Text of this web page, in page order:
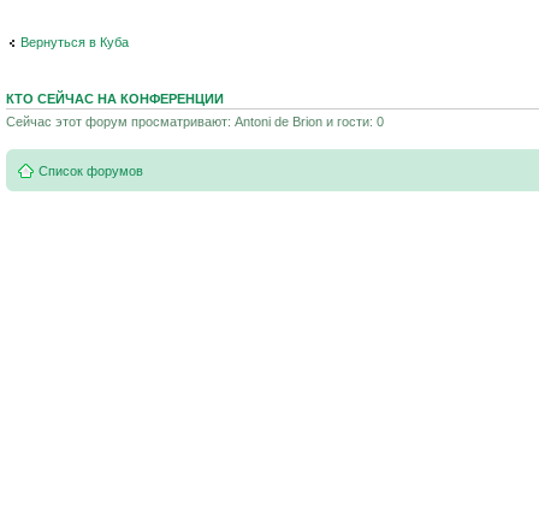
Вернуться в Куба
КТО СЕЙЧАС НА КОНФЕРЕНЦИИ
Сейчас этот форум просматривают: Antoni de Brion и гости: 0
Список форумов